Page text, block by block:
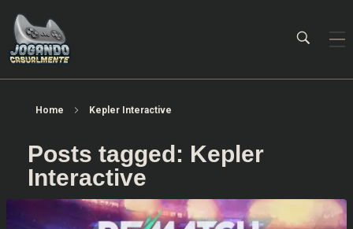
Home Kepler Interactive
Posts tagged: Kepler
Interactive